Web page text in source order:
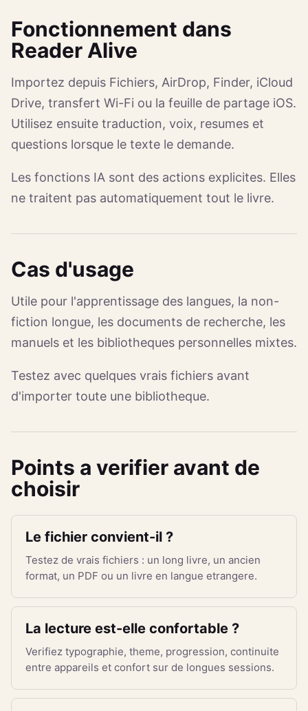
Fonctionnement dans
Reader Alive
Importez depuis Fichiers, AirDrop, Finder, iCloud
Drive, transfert Wi-Fi ou la feuille de partage iOS.
Utilisez ensuite traduction, voix, resumes et
questions lorsque le texte le demande.
Les fonctions IA sont des actions explicites. Elles
ne traitent pas automatiquement tout le livre.
Cas d'usage
Utile pour l'apprentissage des langues, la non-
fiction longue, les documents de recherche, les
manuels et les bibliotheques personnelles mixtes.
Testez avec quelques vrais fichiers avant
d'importer toute une bibliotheque.
Points a verifier avant de
choisir
Le fichier convient-il ?
Testez de vrais fichiers : un long livre, un ancien
format, un PDF ou un livre en langue etrangere.
La lecture est-elle confortable ?
Verifiez typographie, theme, progression, continuite
entre appareils et confort sur de longues sessions.